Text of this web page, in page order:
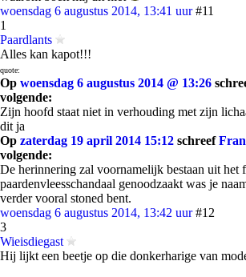
woensdag 6 augustus 2014, 13:41 uur #11
1
Paardlants
Alles kan kapot!!!
quote:
Op woensdag 6 augustus 2014 @ 13:26
volgende:
Zijn hoofd staat niet in verhouding met zijn
dit ja
Op zaterdag 19 april 2014 15:12 schreef
volgende:
De herinnering zal voornamelijk bestaan uit het
paardenvleesschandaal genoodzaakt was je
verder vooral stoned bent.
woensdag 6 augustus 2014, 13:42 uur #12
3
Wieisdiegast
Hij lijkt een beetje op die donkerharige van